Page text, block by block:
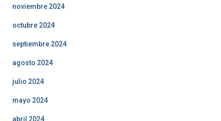
noviembre 2024
octubre 2024
septiembre 2024
agosto 2024
julio 2024
mayo 2024
abril 2024